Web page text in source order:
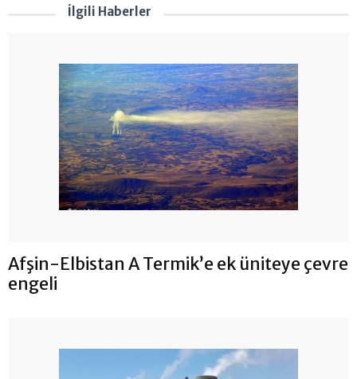
İlgili Haberler
Afşin-Elbistan A Termik’e ek üniteye çevre
engeli